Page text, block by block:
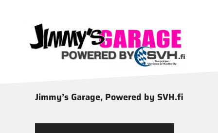
Jimmy’s Garage, Powered by SVH.fi